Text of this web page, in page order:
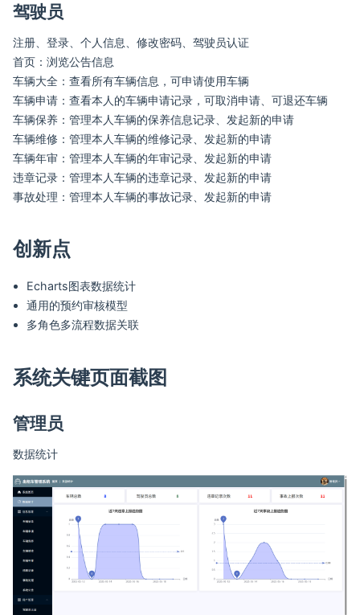
驾驶员
注册、登录、个人信息、修改密码、驾驶员认证
首页：浏览公告信息
车辆大全：查看所有车辆信息，可申请使用车辆
车辆申请：查看本人的车辆申请记录，可取消申请、可退还车辆
车辆保养：管理本人车辆的保养信息记录、发起新的申请
车辆维修：管理本人车辆的维修记录、发起新的申请
车辆年审：管理本人车辆的年审记录、发起新的申请
违章记录：管理本人车辆的违章记录、发起新的申请
事故处理：管理本人车辆的事故记录、发起新的申请
创新点
Echarts图表数据统计
通用的预约审核模型
多角色多流程数据关联
系统关键页面截图
管理员
数据统计